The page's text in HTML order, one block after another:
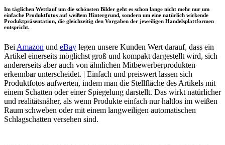
Im täglichen Wettlauf um die schönsten Bilder geht es schon lange nicht mehr nur um
einfache Produktfotos auf weißem Hintergrund, sondern um eine natürlich wirkende
Produktpräsentation, die gleichzeitig den Vorgaben der jeweiligen Handelsplattformen
entspricht.
Bei Amazon und eBay legen unsere Kunden Wert darauf, dass ein
Artikel einerseits möglichst groß und kompakt dargestellt wird, sich
andererseits aber auch von ähnlichen Mitbewerberprodukten
erkennbar unterscheidet. | Einfach und preiswert lassen sich
Produktfotos aufwerten, indem man die Stellfläche des Artikels mit
einem Schatten oder einer Spiegelung darstellt. Das wirkt natürlicher
und realitätsnäher, als wenn Produkte einfach nur haltlos im weißen
Raum schweben oder mit einem langweiligen automatischen
Schlagschatten versehen sind.